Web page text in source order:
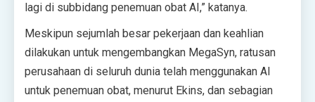
lagi di subbidang penemuan obat AI,” katanya.
Meskipun sejumlah besar pekerjaan dan keahlian
dilakukan untuk mengembangkan MegaSyn, ratusan
perusahaan di seluruh dunia telah menggunakan AI
untuk penemuan obat, menurut Ekins, dan sebagian